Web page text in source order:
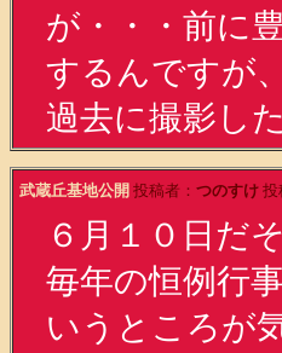
が・・・前に
するんですが
過去に撮影し
武蔵丘基地公開 投稿者： つのすけ 投
６月１０日だ
毎年の恒例行
いうところが